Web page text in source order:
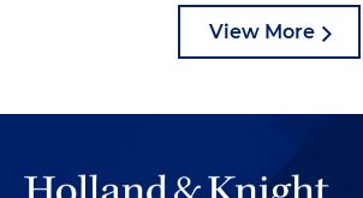
View More